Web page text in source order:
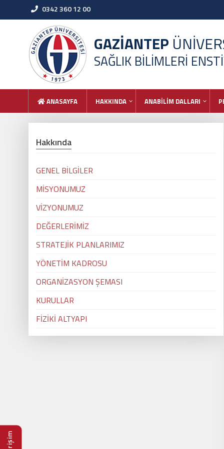
0342 360 12 00
GAZİANTEP
SAĞLIK BİLİMLERİ
ANASAYFA HAKKINDA ANABİLİM DALLARI
Hakkında
GENEL BİLGİLER
MİSYONUMUZ
VİZYONUMUZ
DEĞERLERİMİZ
STRATEJİK PLANLARIMIZ
YÖNETİM KADROSU
ORGANİZASYON ŞEMASI
KURULLAR
FİZİKİ ALTYAPI